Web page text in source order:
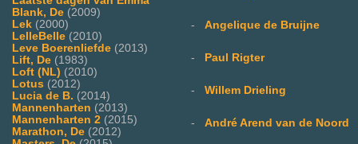
Blank, De (2009)
Lek (2000)
LelleBelle (2010)
Leve Boerenliefde (2013)
Lift, De (1983)
Loft (NL) (2010)
Lotus (2012)
Lucia de B. (2014)
Mannenharten (2013)
Mannenharten 2 (2015)
Marathon, De (2012)
- Angelique de Bruijne
- Paul Rigter
- Willem Drieling
- André Arend van de Noord